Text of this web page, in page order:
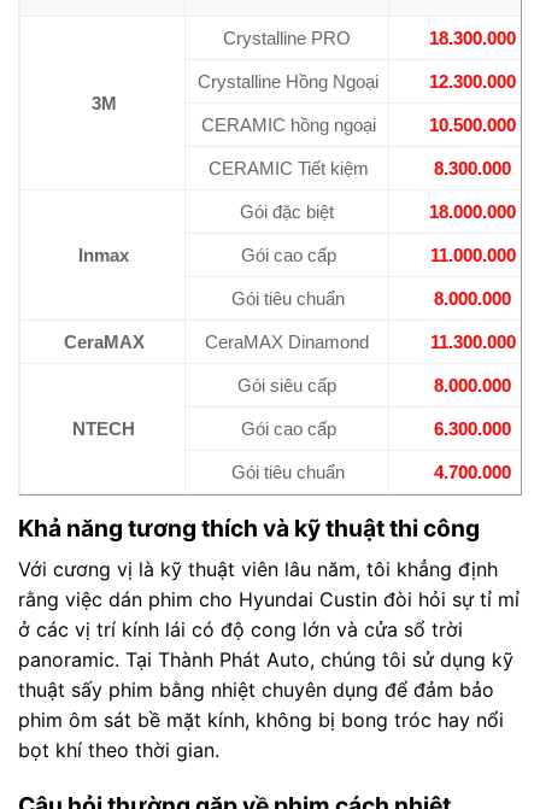
3M
Crystalline PRO 18.300.000
Crystalline Hồng Ngoại 12.300.000
CERAMIC hồng ngoại 10.500.000
CERAMIC Tiết kiệm 8.300.000
Inmax
Gói đặc biệt 18.000.000
Gói cao cấp 11.000.000
Gói tiêu chuẩn 8.000.000
CeraMAX CeraMAX Dinamond 11.300.000
NTECH
Gói siêu cấp 8.000.000
Gói cao cấp 6.300.000
Gói tiêu chuẩn 4.700.000
Khả năng tương thích và kỹ thuật thi công
Với cương vị là kỹ thuật viên lâu năm, tôi khẳng định
rằng việc dán phim cho Hyundai Custin đòi hỏi sự tỉ mỉ
ở các vị trí kính lái có độ cong lớn và cửa sổ trời
panoramic. Tại Thành Phát Auto, chúng tôi sử dụng kỹ
thuật sấy phim bằng nhiệt chuyên dụng để đảm bảo
phim ôm sát bề mặt kính, không bị bong tróc hay nổi
bọt khí theo thời gian.